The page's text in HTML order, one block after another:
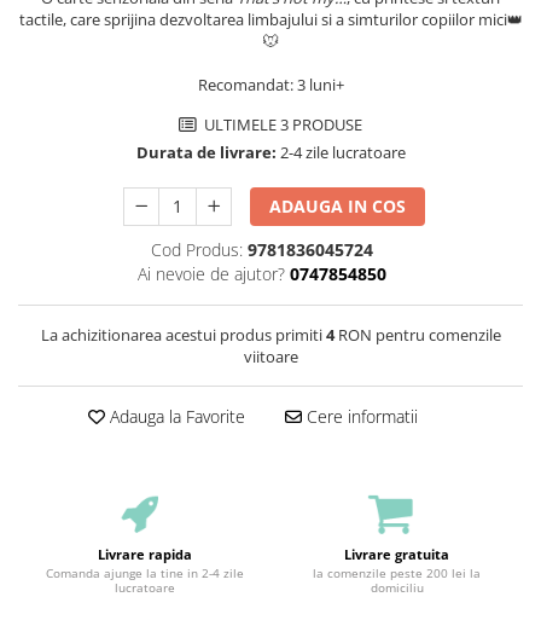
tactile, care sprijina dezvoltarea limbajului si a simturilor copiilor mici👑
🐭
Recomandat: 3 luni+
ULTIMELE 3 PRODUSE
Durata de livrare: 2-4 zile lucratoare
ADAUGA IN COS
Cod Produs: 9781836045724
Ai nevoie de ajutor? 0747854850
La achizitionarea acestui produs primiti4RON pentru comenzile
viitoare
Adauga la Favorite Cere informatii
Livrare rapida
Comanda ajunge la tine in 2-4 zile
lucratoare
Livrare gratuita
la comenzile peste 200 lei la
domiciliu